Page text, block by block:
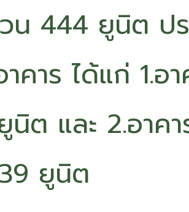
น 444 ยูนิต ป
าคาร ได้แก่ 1.
นิต และ 2.อาค
ยูนิต